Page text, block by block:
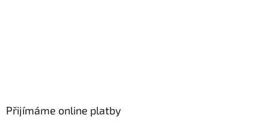
Přijímáme online platby